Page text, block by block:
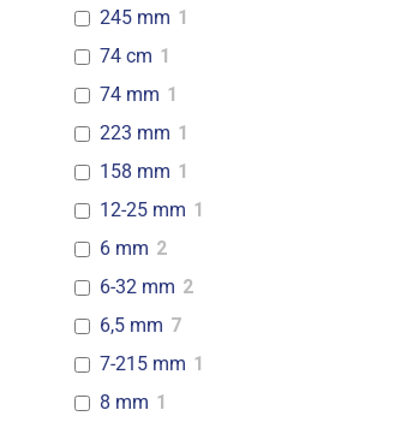
245 mm 1
74 cm 1
74 mm 1
223 mm 1
158 mm 1
12-25 mm 1
6 mm 2
6-32 mm 2
6,5 mm 7
7-215 mm 1
8 mm 1